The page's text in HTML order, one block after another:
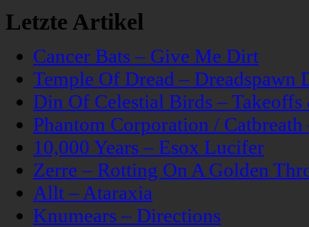
Letzte Artikel
Cancer Bats – Give Me Dirt
Temple Of Dread – Dreadspawn
Din Of Celestial Birds –
Phantom Corporation /
10,000 Years – Esox Lucifer
Zerre – Rotting On A Golden
Allt – Ataraxia
Knumears – Directions